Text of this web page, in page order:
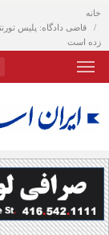
خانه
قاضی دادگاه: پلیس
زده است